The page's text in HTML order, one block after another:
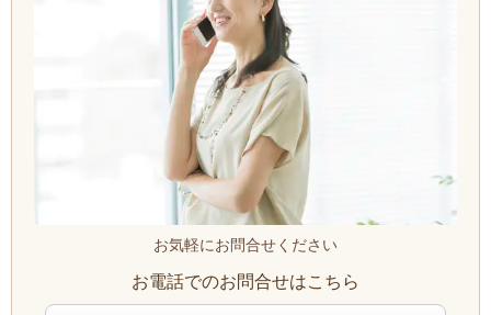
お気軽にお問合せください
お電話でのお問合せはこちら